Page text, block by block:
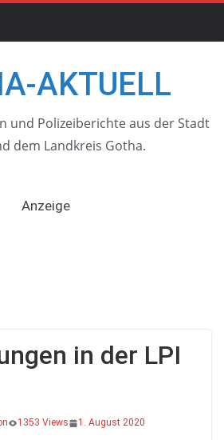
AKTUELL
und Polizeiberichte aus der Stadt
dem Landkreis Gotha.
Anzeige
in der LPI
1353 Views 1. August 2020